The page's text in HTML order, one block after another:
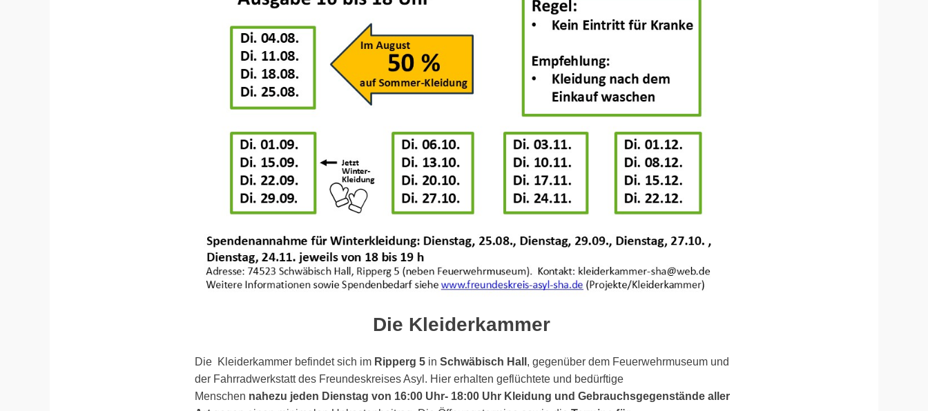
Die Kleiderkammer
Die Kleiderkammer befindet sich im Ripperg 5 in Schwäbisch Hall , gegenüber dem Feuerwehrmuseum und
der Fahrradwerkstatt des Freundeskreises Asyl. Hier erhalten geflüchtete und bedürftige
Menschen nahezu jeden Dienstag von 16:00 Uhr- 18:00 Uhr Kleidung und Gebrauchsgegenstände aller